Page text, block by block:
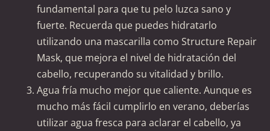
fundamental para que tu pelo luzca sano y
fuerte. Recuerda que puedes hidratarlo
utilizando una mascarilla como Structure Repair
Mask, que mejora el nivel de hidratación del
cabello, recuperando su vitalidad y brillo.
Agua fría mucho mejor que caliente. Aunque es
mucho más fácil cumplirlo en verano, deberías
utilizar agua fresca para aclarar el cabello, ya